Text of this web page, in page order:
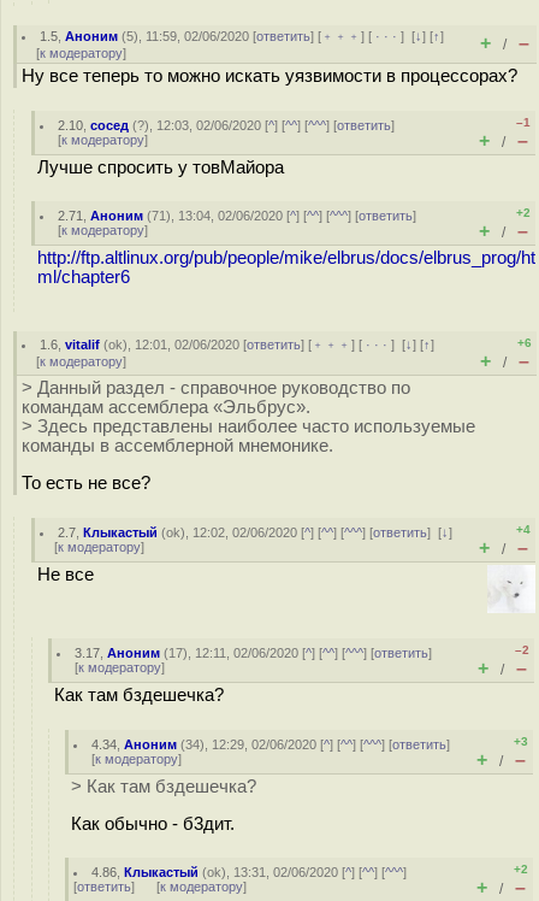
1.5 ,Аноним (5), 11:59, 02/06/2020 [ответить] [ ﹢﹢﹢] [ · · ·][↓] [↑]
[к модератору] + / –
Ну все теперь то можно искать уязвимости в процессорах?
2.10 ,сосед (?), 12:03, 02/06/2020 [^] [^^] [^^^] [ответить]
[к модератору]
–1
+ / –
Лучше спросить у товМайора
2.71 ,Аноним (71), 13:04, 02/06/2020 [^] [^^] [^^^] [ответить]
[к модератору]
+2
+ / –
http://ftp.altlinux.org/pub/people/mike/elbrus/docs/elbrus_prog/ht
ml/chapter6
1.6 ,vitalif (ok), 12:01, 02/06/2020 [ответить] [ ﹢﹢﹢] [ · · ·][↓] [↑]
[к модератору]
+6
+ / –
> Данный раздел - справочное руководство по
командам ассемблера «Эльбрус».
> Здесь представлены наиболее часто используемые
команды в ассемблерной мнемонике.
То есть не все?
2.7 ,Клыкастый (ok), 12:02, 02/06/2020 [^] [^^] [^^^] [ответить][↓]
[к модератору]
+4
+ / –
Не все
3.17 ,Аноним (17), 12:11, 02/06/2020 [^] [^^] [^^^] [ответить]
[к модератору]
–2
+ / –
Как там бздешечка?
4.34 ,Аноним (34), 12:29, 02/06/2020 [^] [^^] [^^^] [ответить]
[к модератору]
+3
+ / –
> Как там бздешечка?
Как обычно - б3дит.
4.86 ,Клыкастый (ok), 13:31, 02/06/2020 [^] [^^] [^^^]
[ответить] [к модератору]
+2
+ / –